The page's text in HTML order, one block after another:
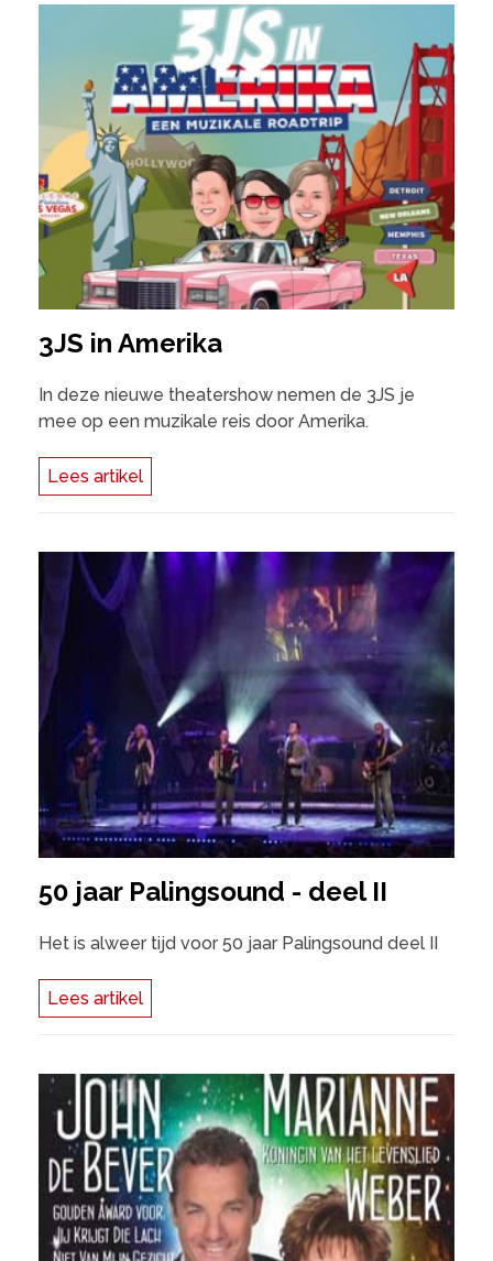
3JS in Amerika
In deze nieuwe theatershow nemen de 3JS je
mee op een muzikale reis door Amerika.
Lees artikel
50 jaar Palingsound - deel II
Het is alweer tijd voor 50 jaar Palingsound deel II
Lees artikel